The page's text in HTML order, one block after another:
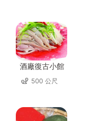
酒廠復古小館
500 公尺